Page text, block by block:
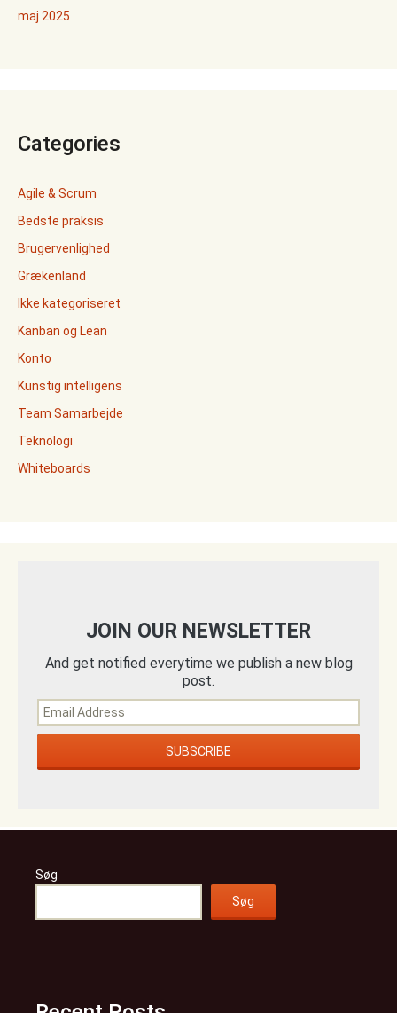
maj 2025
Categories
Agile & Scrum
Bedste praksis
Brugervenlighed
Grækenland
Ikke kategoriseret
Kanban og Lean
Konto
Kunstig intelligens
Team Samarbejde
Teknologi
Whiteboards
JOIN OUR NEWSLETTER
And get notified everytime we publish a new blog
post.
Søg
Søg